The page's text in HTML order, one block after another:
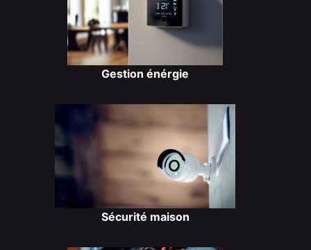
Gestion énérgie
Sécurité maison